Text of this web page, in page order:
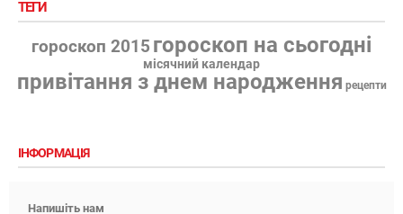
ТЕГИ
гороскоп 2015 гороскоп на сьогодні
місячний календар
привітання з днем народження рецепти
ІНФОРМАЦІЯ
Напишіть нам